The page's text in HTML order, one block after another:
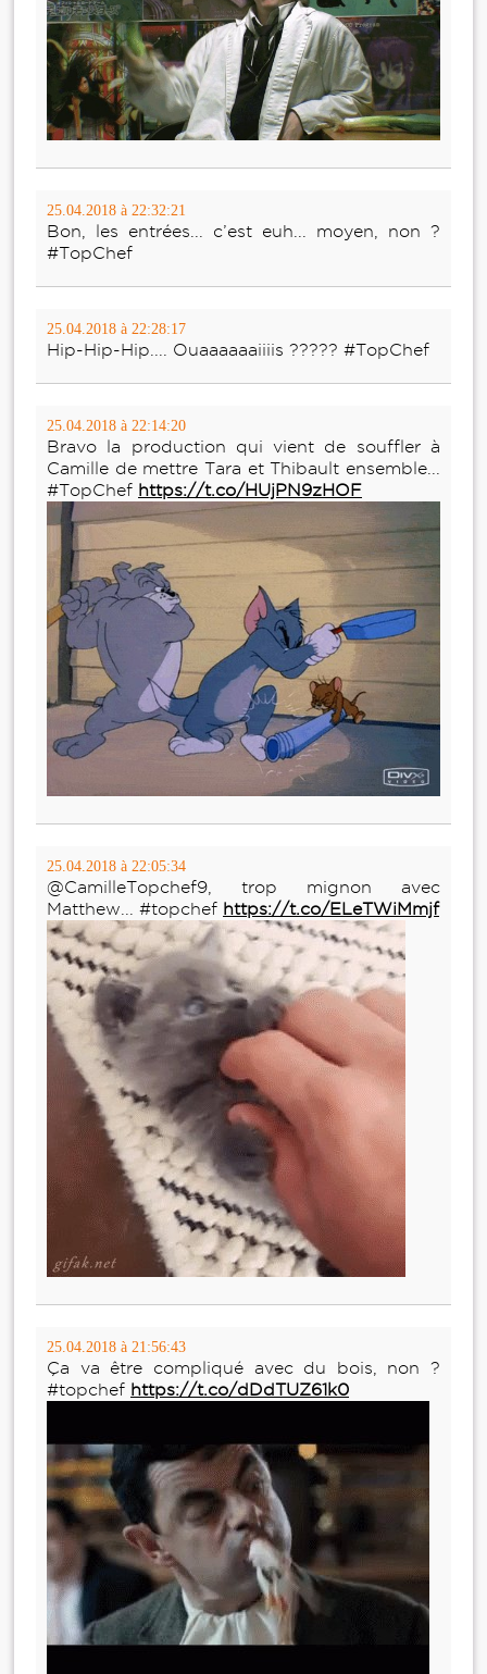
25.04.2018 à 22:32:21
Bon, les entrées... c’est euh... moyen, non ?
#TopChef
25.04.2018 à 22:28:17
Hip-Hip-Hip.... Ouaaaaaaiiiis ????? #TopChef
25.04.2018 à 22:14:20
Bravo la production qui vient de souffler à
Camille de mettre Tara et Thibault ensemble...
#TopChef https://t.co/HUjPN9zHOF
25.04.2018 à 22:05:34
@CamilleTopchef9, trop mignon avec
Matthew... #topchef https://t.co/ELeTWiMmjf
25.04.2018 à 21:56:43
Ça va être compliqué avec du bois, non ?
#topchef https://t.co/dDdTUZ61k0